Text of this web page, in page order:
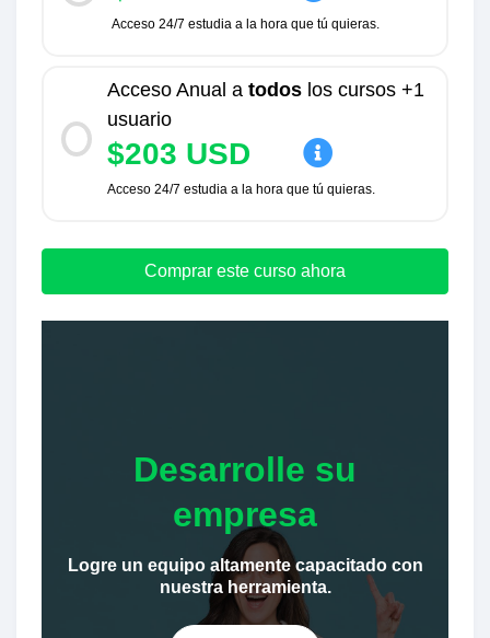
Acceso 24/7 estudia a la hora que tú quieras.
Acceso Anual a todoslos cursos +1
usuario
$203 USD
Acceso 24/7 estudia a la hora que tú quieras.
Comprar este curso ahora
Desarrolle su
empresa
Logre un equipo altamente capacitado con
nuestra herramienta.